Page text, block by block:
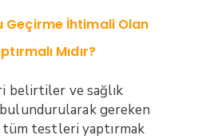
Geçirme İhtimali Olan
Mıdır?
belirtiler ve sağlık
gereken
tüm testleri yaptırmak